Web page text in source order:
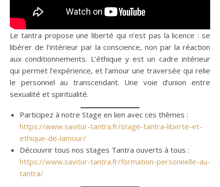
Le tantra propose une liberté qui n’est pas la licence : se
libérer de l’intérieur par la conscience, non par la réaction
aux conditionnements. L’éthique y est un cadre intérieur
qui permet l’expérience, et l’amour une traversée qui relie
le personnel au transcendant. Une voie d’union entre
sexualité et spiritualité.
Participez à notre Stage en lien avec ces thèmes :
https://www.savitur-tantra.fr/stage-tantra-liberte-et-
ethique-de-lamour/
Découvrir tous nos stages Tantra ouverts à tous :
https://www.savitur-tantra.fr/formation-personnelle-au-
tantra/